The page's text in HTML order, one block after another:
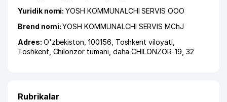
Yuridik nomi:YOSH KOMMUNALCHI SERVIS ООО
Brend nomi:YOSH KOMMUNALCHI SERVIS MChJ
Adres: O'zbekiston, 100156, Toshkent viloyati
Toshkent Chilonzor tumani daha CHILONZOR-19 , 32
Rubrikalar